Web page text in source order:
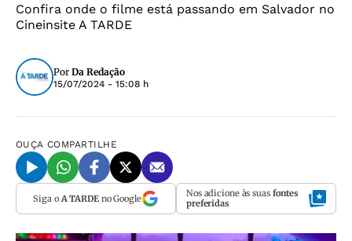
Confira onde o filme está passando em Salvador no
Cineinsite A TARDE
Por Da Redação
15/07/2024 - 15:08 h
OUÇA COMPARTILHE
Siga o A TARDEno Google Nos adicione às suas fontes
preferidas